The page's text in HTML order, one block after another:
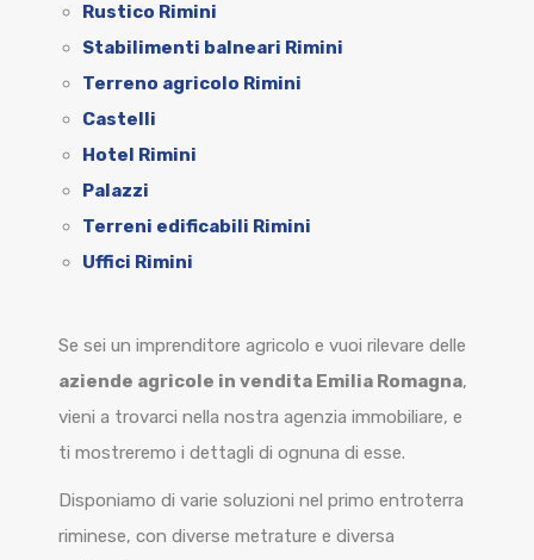
Rustico Rimini
Stabilimenti balneari Rimini
Terreno agricolo Rimini
Castelli
Hotel Rimini
Palazzi
Terreni edificabili Rimini
Uffici Rimini
Se sei un imprenditore agricolo e vuoi rilevare delle
aziende agricole in vendita Emilia Romagna,
vieni a trovarci nella nostra agenzia immobiliare, e
ti mostreremo i dettagli di ognuna di esse.
Disponiamo di varie soluzioni nel primo entroterra
riminese, con diverse metrature e diversa